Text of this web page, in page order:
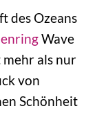
des Ozeans
Wave
mehr als nur
von
Schönheit